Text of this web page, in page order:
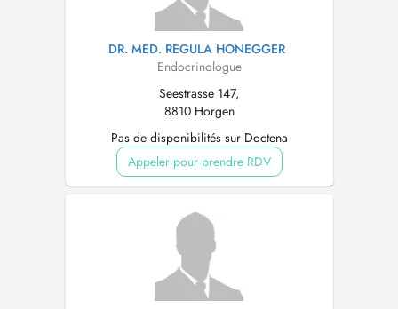
DR. MED. REGULA HONEGGER
Endocrinologue
Seestrasse 147,
8810 Horgen
Pas de disponibilités sur Doctena
Appeler pour prendre RDV